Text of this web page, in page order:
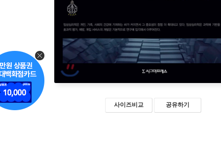
사이즈비교 공유하기